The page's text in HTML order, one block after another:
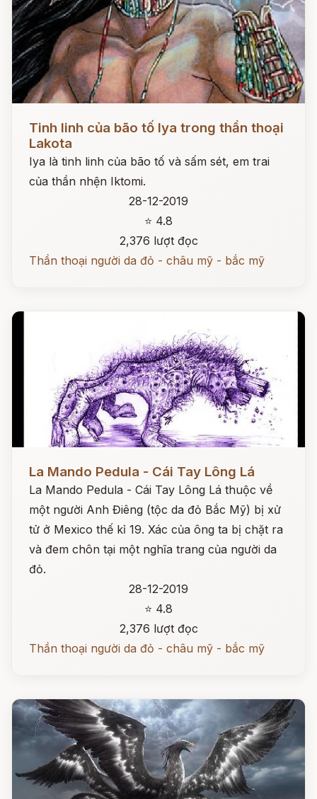
Tinh linh của bão tố Iya trong thần thoại
Lakota
Iya là tinh linh của bão tố và sấm sét, em trai
của thần nhện Iktomi.
28-12-2019
⭐ 4.8
2,376 lượt đọc
Thần thoại người da đỏ - châu mỹ - bắc mỹ
La Mando Pedula - Cái Tay Lông Lá
La Mando Pedula - Cái Tay Lông Lá thuộc về
một người Anh Điêng (tộc da đỏ Bắc Mỹ) bị xử
tử ở Mexico thế kỉ 19. Xác của ông ta bị chặt ra
và đem chôn tại một nghĩa trang của người da
đỏ.
28-12-2019
⭐ 4.8
2,376 lượt đọc
Thần thoại người da đỏ - châu mỹ - bắc mỹ